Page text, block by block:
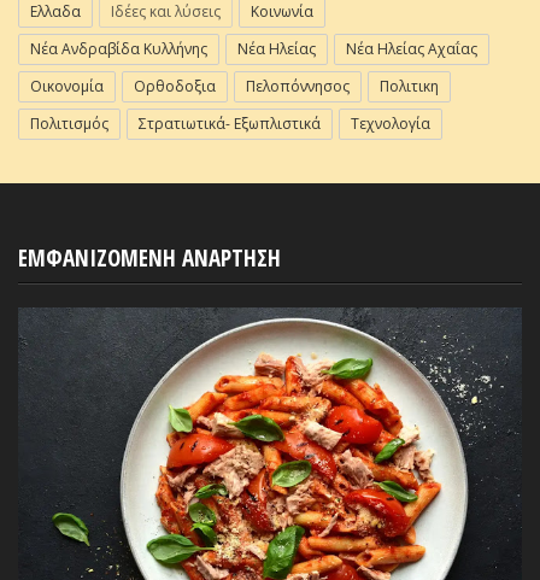
Ελλαδα
Ιδέες και λύσεις
Κοινωνία
Νέα Ανδραβίδα Κυλλήνης
Νέα Ηλείας
Νέα Ηλείας Αχαΐας
Οικονομία
Ορθοδοξια Πελοπόννησος
Πολιτικη
Πολιτισμός
Στρατιωτικά- Εξωπλιστικά Τεχνολογία
ΕΜΦΑΝΙΖΟΜΕΝΗ ΑΝΑΡΤΗΣΗ